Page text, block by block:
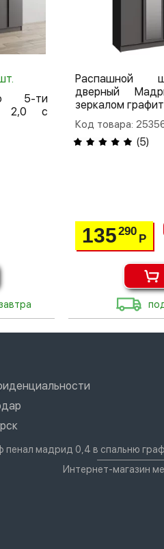
5-ти
2,0 с
Распашной
дверный
зеркалом графит
Код товара:
(5)
135290
Р
пенал мадрид 0,4 в спальню
Интернет-магазин